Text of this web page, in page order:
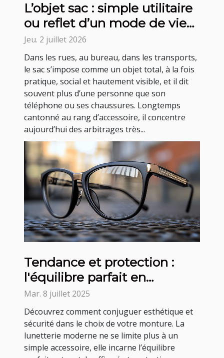
L’objet sac : simple utilitaire
ou reflet d’un mode de vie
contemporain ?
Jeu. 2 juillet 2026
Dans les rues, au bureau, dans les transports,
le sac s’impose comme un objet total, à la fois
pratique, social et hautement visible, et il dit
souvent plus d’une personne que son
téléphone ou ses chaussures. Longtemps
cantonné au rang d’accessoire, il concentre
aujourd’hui des arbitrages très...
Tendance et protection :
l'équilibre parfait en
lunetterie
Mar. 8 juillet 2025
Découvrez comment conjuguer esthétique et
sécurité dans le choix de votre monture. La
lunetterie moderne ne se limite plus à un
simple accessoire, elle incarne l’équilibre